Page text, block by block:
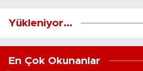
Yükleniyor...
En Çok Okunanlar